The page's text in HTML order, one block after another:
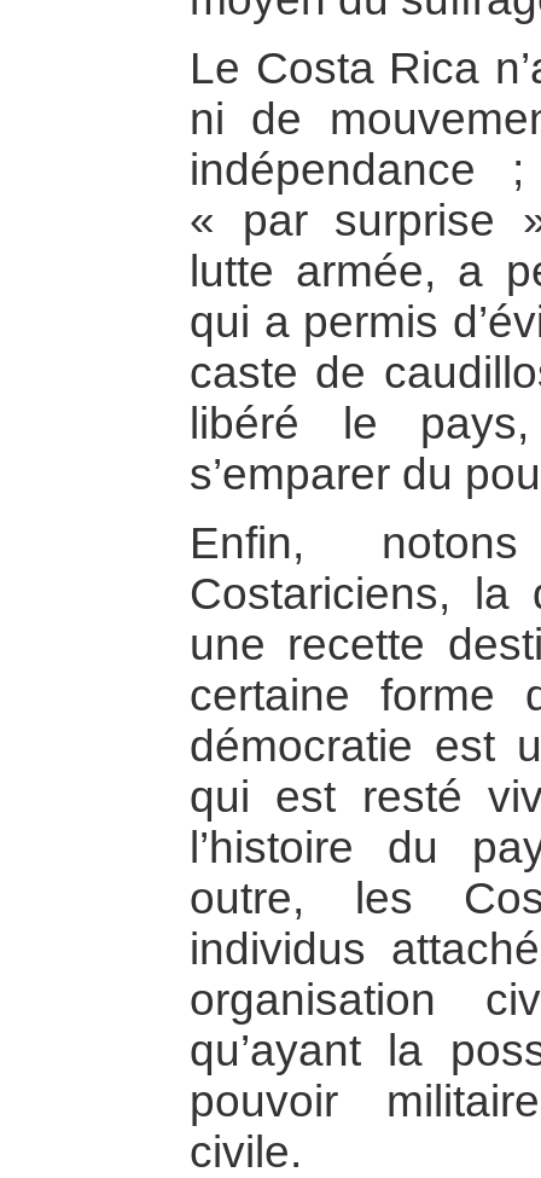
Le Costa Rica
ni de
indépendance
« par surprise
lutte armée, a
qui a permis
caste de
libéré le
s’emparer du
Enfin,
Costariciens, la
une recette
certaine forme
démocratie est
qui est resté
l’histoire du
outre, les
individus
organisation
qu’ayant la
pouvoir
civile.